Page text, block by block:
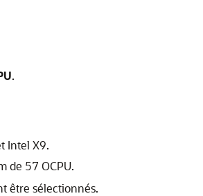
.
Intel X9.
de 57 OCPU.
être sélectionnés.